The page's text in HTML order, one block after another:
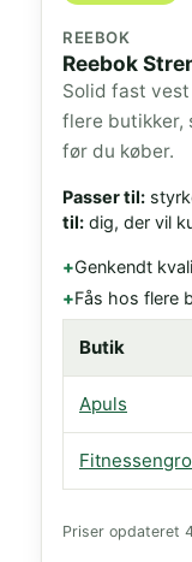
REEBOK
Reebok
Solid fast
flere butikker,
før du køber.
Passer til:
til: dig, der vil
Genkendt
Fås hos flere
Butik
Apuls
Priser opdateret